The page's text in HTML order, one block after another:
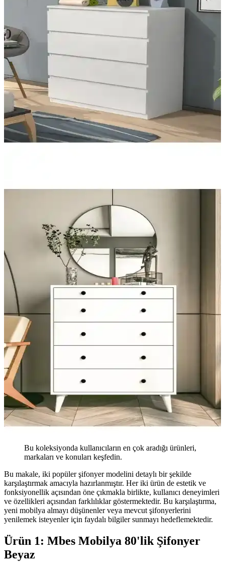
Bu koleksiyonda kullanıcıların en çok aradığı ürünleri,
markaları ve konuları keşfedin.
Bu makale, iki popüler şifonyer modelini detaylı bir şekilde
karşılaştırmak amacıyla hazırlanmıştır. Her iki ürün de estetik ve
fonksiyonellik açısından öne çıkmakla birlikte, kullanıcı deneyimleri
ve özellikleri açısından farklılıklar göstermektedir. Bu karşılaştırma,
yeni mobilya almayı düşünenler veya mevcut şifonyerlerini
yenilemek isteyenler için faydalı bilgiler sunmayı hedeflemektedir.
Ürün 1: Mbes Mobilya 80'lik Şifonyer
Beyaz